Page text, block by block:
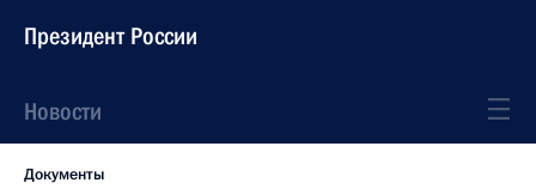
Президент России
Новости
Документы